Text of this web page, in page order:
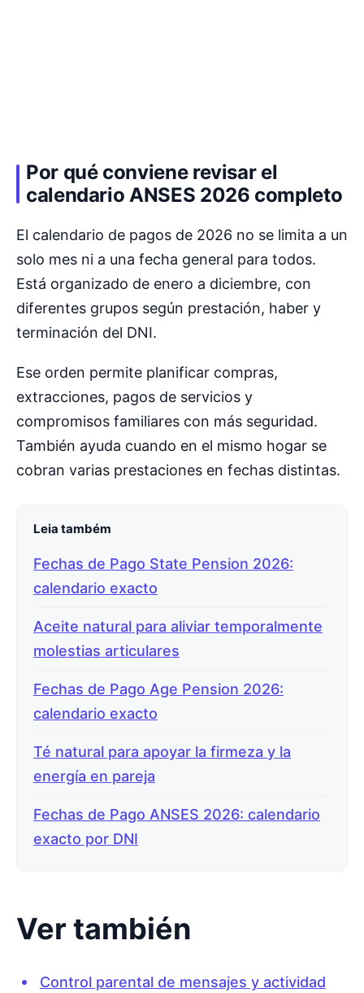
Por qué conviene revisar el
calendario ANSES 2026 completo
El calendario de pagos de 2026 no se limita a un
solo mes ni a una fecha general para todos.
Está organizado de enero a diciembre, con
diferentes grupos según prestación, haber y
terminación del DNI.
Ese orden permite planificar compras,
extracciones, pagos de servicios y
compromisos familiares con más seguridad.
También ayuda cuando en el mismo hogar se
cobran varias prestaciones en fechas distintas.
Leia também
Fechas de Pago State Pension 2026:
calendario exacto
Aceite natural para aliviar temporalmente
molestias articulares
Fechas de Pago Age Pension 2026:
calendario exacto
Té natural para apoyar la firmeza y la
energía en pareja
Fechas de Pago ANSES 2026: calendario
exacto por DNI
Ver también
Control parental de mensajes y actividad